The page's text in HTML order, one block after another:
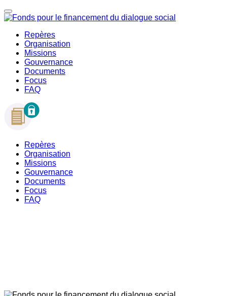
Repères
Organisation
Missions
Gouvernance
Documents
Focus
FAQ
Repères
Organisation
Missions
Gouvernance
Documents
Focus
FAQ